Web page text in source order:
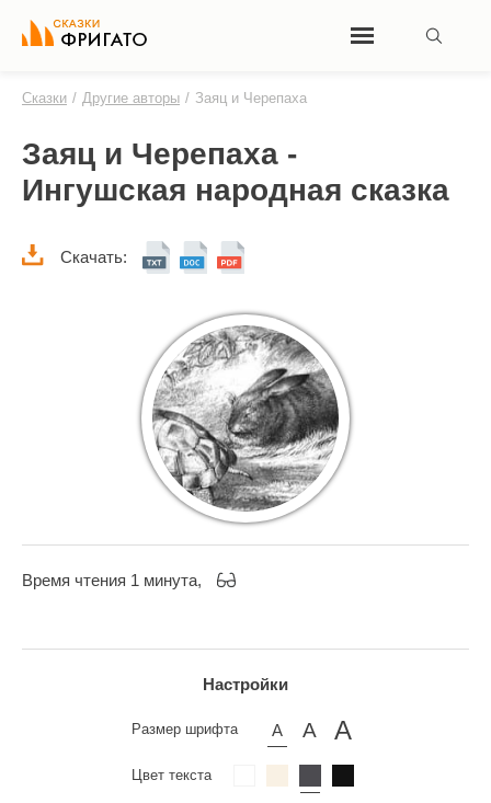
Сказки / Другие авторы / Заяц и Черепаха
Заяц и Черепаха -
Ингушская народная сказка
Скачать:
Время чтения 1 минута,
Настройки
Размер шрифта
Цвет текста